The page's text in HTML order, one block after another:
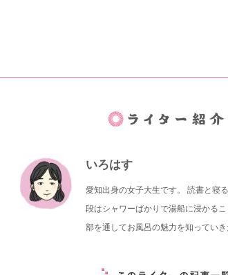
いろはす
愛知出身の女子大生です。 読書と寝
段はシャワーばかりで湯船に浸かる
部を通してお風呂の魅力を知っていき